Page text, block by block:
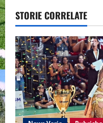
v
i
g
a
t
STORIE CORRELATE